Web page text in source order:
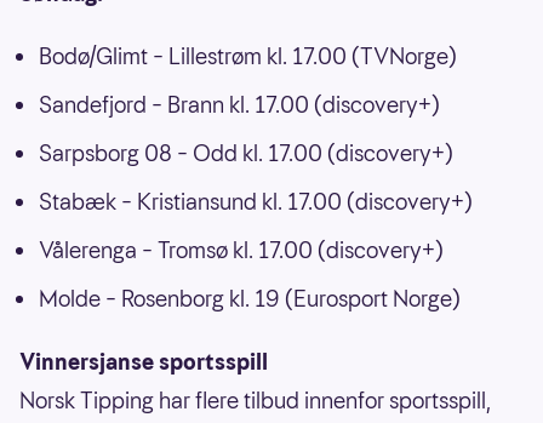
Bodø/Glimt – Lillestrøm kl. 17.00 (TVNorge)
Sandefjord – Brann kl. 17.00 (discovery+)
Sarpsborg 08 – Odd kl. 17.00 (discovery+)
Stabæk – Kristiansund kl. 17.00 (discovery+)
Vålerenga – Tromsø kl. 17.00 (discovery+)
Molde – Rosenborg kl. 19 (Eurosport Norge)
Vinnersjanse sportsspill
Norsk Tipping har flere tilbud innenfor sportsspill,